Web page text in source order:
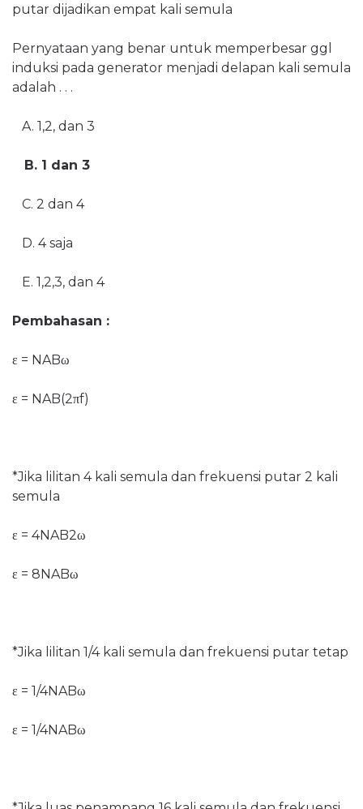
putar dijadikan empat kali semula
Pernyataan yang benar untuk memperbesar ggl
induksi pada generator menjadi delapan kali semula
adalah . . .
A. 1,2, dan 3
B. 1 dan 3
C. 2 dan 4
D. 4 saja
E. 1,2,3, dan 4
Pembahasan :
ε = NABω
ε = NAB(2πf)
*Jika lilitan 4 kali semula dan frekuensi putar 2 kali
semula
ε = 4NAB2ω
ε = 8NABω
*Jika lilitan 1/4 kali semula dan frekuensi putar tetap
ε = 1/4NABω
ε = 1/4NABω